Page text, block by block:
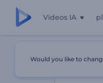
Videos IA
Would you like to